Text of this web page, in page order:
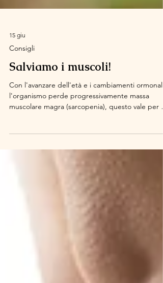
15 giu
Consigli
Salviamo i muscoli!
l'organismo perde progressivamente massa
calo ormonale è molto più rapido. Spesso mi
hanno descritto questa condizione con frasi del
tipo "non riesco a fare più niente" oppure "sono
sempre stanca" e finisce con la richiesta di
qualche integratore. Infatti nel giro di pochi